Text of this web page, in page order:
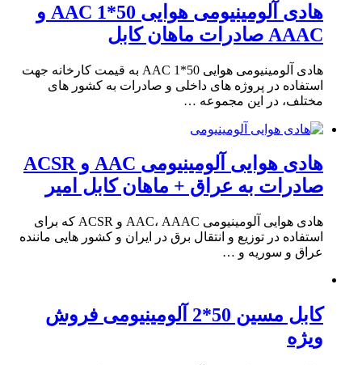
هادی آلومینیومی هوایی 50*1 AAC و
AAAC صادرات ماهان کابل
هادی آلومینیومی هوایی 50*1 AAC به قیمت کارخانه جهت
استفاده در پروژه های داخلی و صادرات به کشور های
مختلف، در این مجموعه …
هادی هوایی آلومینیومی AAC و ACSR
صادرات به عراق + ماهان کابل امیر
هادی هوایی آلومینیومی AAC، AAAC و ACSR که برای
استفاده در توزیع و انتقال برق در ایران و کشور هایی ماننده
عراق و سوریه و …
کابل مسین 50*2 آلومینیومی فروش
ویژه